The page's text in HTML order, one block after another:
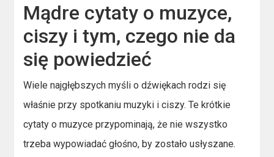
Mądre cytaty o muzyce,
ciszy i tym, czego nie da
się powiedzieć
Wiele najgłębszych myśli o dźwiękach rodzi się
właśnie przy spotkaniu muzyki i ciszy. Te krótkie
cytaty o muzyce przypominają, że nie wszystko
trzeba wypowiadać głośno, by zostało usłyszane.